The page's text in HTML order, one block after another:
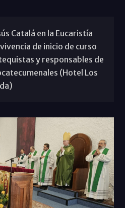
Catalá en la Eucaristía
de inicio de curso
y responsables de
(Hotel Los